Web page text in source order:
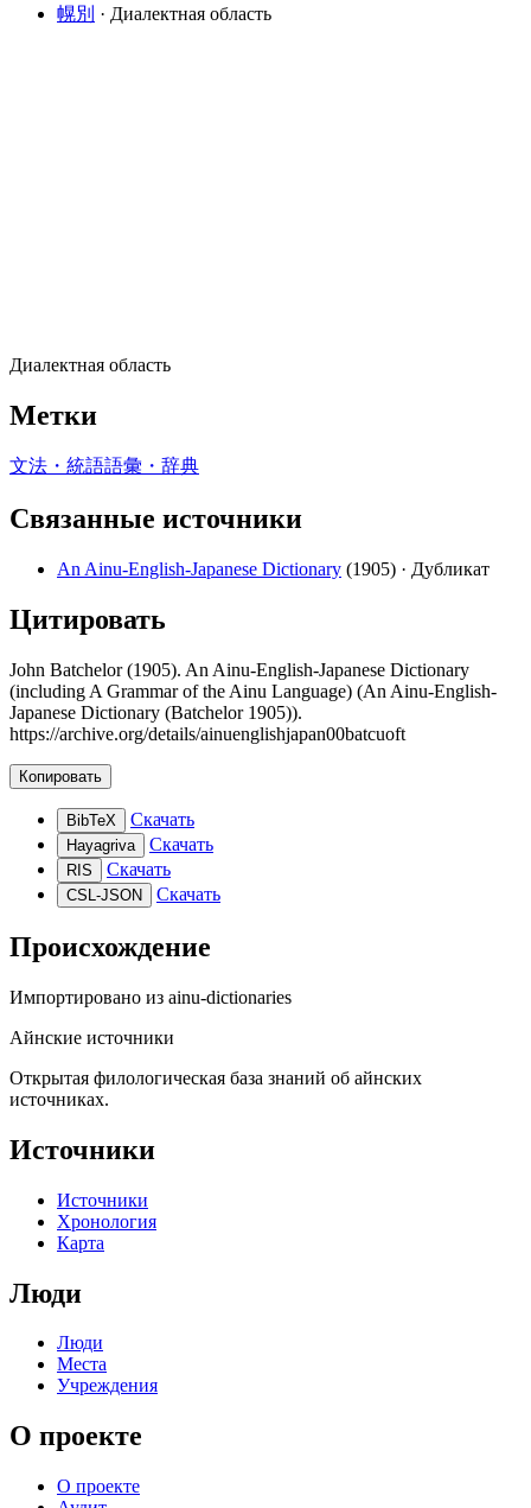
幌別 · Диалектная область
Диалектная область
Метки
文法・統語語彙・辞典
Связанные источники
An Ainu-English-Japanese Dictionary (1905) · Дубликат
Цитировать
John Batchelor (1905). An Ainu-English-Japanese Dictionary
(including A Grammar of the Ainu Language) (An Ainu-English-
Japanese Dictionary (Batchelor 1905)).
https://archive.org/details/ainuenglishjapan00batcuoft
Копировать
BibTeX Скачать
Hayagriva Скачать
RIS Скачать
CSL-JSON Скачать
Происхождение
Импортировано из ainu-dictionaries
Айнские источники
Открытая филологическая база знаний об айнских
источниках.
Источники
Источники
Хронология
Карта
Люди
Люди
Места
Учреждения
О проекте
О проекте